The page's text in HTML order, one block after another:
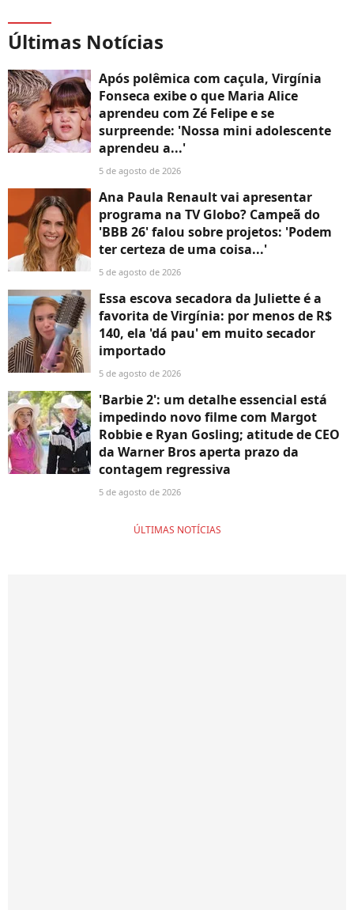
Últimas Notícias
Após polêmica com caçula, Virgínia
Fonseca exibe o que Maria Alice
aprendeu com Zé Felipe e se
surpreende: 'Nossa mini adolescente
aprendeu a...'
5 de agosto de 2026
Ana Paula Renault vai apresentar
programa na TV Globo? Campeã do
'BBB 26' falou sobre projetos: 'Podem
ter certeza de uma coisa...'
5 de agosto de 2026
Essa escova secadora da Juliette é a
favorita de Virgínia: por menos de R$
140, ela 'dá pau' em muito secador
importado
5 de agosto de 2026
'Barbie 2': um detalhe essencial está
impedindo novo filme com Margot
Robbie e Ryan Gosling; atitude de CEO
da Warner Bros aperta prazo da
contagem regressiva
5 de agosto de 2026
ÚLTIMAS NOTÍCIAS